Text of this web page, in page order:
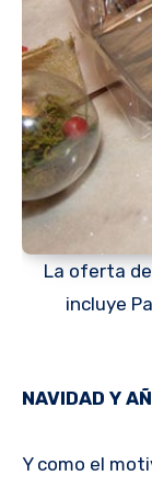
La oferta
incluye
NAVIDAD Y
Y como el